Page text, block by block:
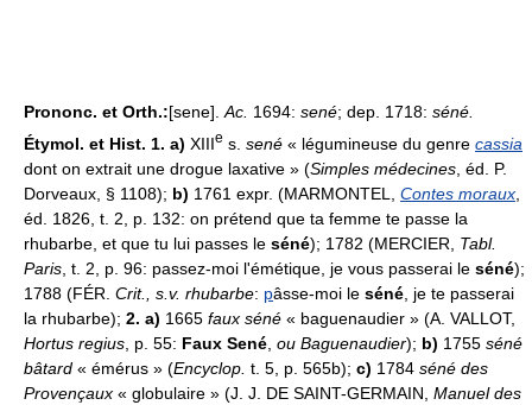
Prononc. et Orth.:[sene]. Ac. 1694: sené; dep. 1718: séné.
Étymol. et Hist. 1. a) XIIIe s. sené « légumineuse du genre cassia
dont on extrait une drogue laxative » (Simples médecines , éd. P.
Dorveaux, § 1108); b) 1761 expr. (MARMONTEL, Contes moraux
éd. 1826, t. 2, p. 132: on prétend que ta femme te passe la
rhubarbe, et que tu lui passes le séné); 1782 (MERCIER, Tabl.
Paris , t. 2, p. 96: passez-moi l'émétique, je vous passerai le séné);
1788 (FÉR. Crit., s.v. rhubarbe: pâsse-moi le séné , je te passerai
la rhubarbe); 2. a) 1665 faux séné « baguenaudier » (A. VALLOT,
Hortus regius , p. 55: Faux Sené ou Baguenaudier); b) 1755 séné
bâtard « émérus » (Encyclop. t. 5, p. 565b); c) 1784 séné des
Provençaux « globulaire » (J. J. DE SAINT-GERMAIN, Manuel des